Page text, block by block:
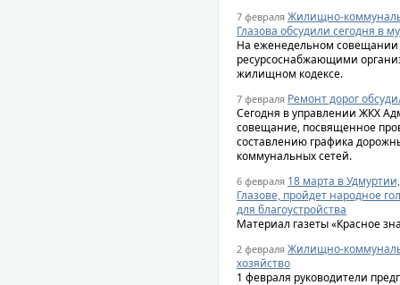
7 февраля Жилищно-
Глазова обсудили сегодня в
На еженедельном
ресурсоснабжающими
жилищном кодексе.
7 февраля Ремонт дорог
Сегодня в управлении ЖКХ
совещание, посвященное
составлению графика
коммунальных сетей.
6 февраля 18 марта в
Глазове, пройдет народное
для благоустройства
Материал газеты «Красное
2 февраля Жилищно-
хозяйство
1 февраля руководители